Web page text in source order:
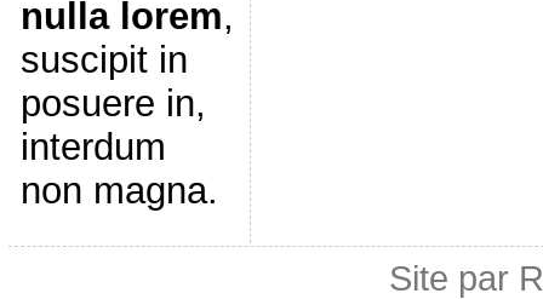
nulla lorem,
suscipit in
posuere in,
interdum
non magna.
Site par